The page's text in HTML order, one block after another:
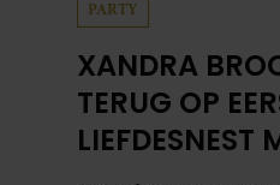
PARTY
XANDRA
TERUG OP
LIEFDESNEST
BROOD: “HIER